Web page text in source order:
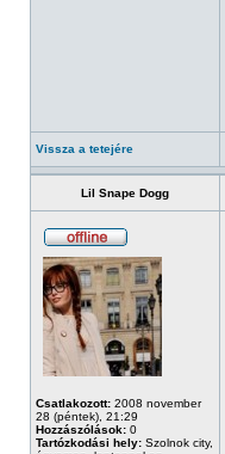
Vissza a tetejére
Lil Snape Dogg
Csatlakozott: 2008 november
28 (péntek), 21:29
Hozzászólások: 0
Tartózkodási hely: Szolnok city,